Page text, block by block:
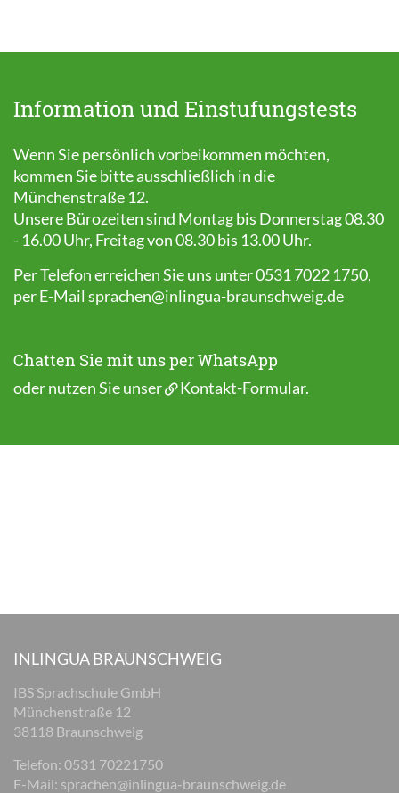
Information und Einstufungstests
Wenn Sie persönlich vorbeikommen möchten,
kommen Sie bitte ausschließlich in die
Münchenstraße 12.
Unsere Bürozeiten sind Montag bis Donnerstag 08.30
- 16.00 Uhr, Freitag von 08.30 bis 13.00 Uhr.
Per Telefon erreichen Sie uns unter 0531 7022 1750,
per E-Mail sprachen@inlingua-braunschweig.de
Chatten Sie mit uns per WhatsApp
oder nutzen Sie unser Kontakt-Formular.
INLINGUA BRAUNSCHWEIG
IBS Sprachschule GmbH
Münchenstraße 12
38118 Braunschweig
Telefon: 0531 70221750
E-Mail: sprachen@inlingua-braunschweig.de